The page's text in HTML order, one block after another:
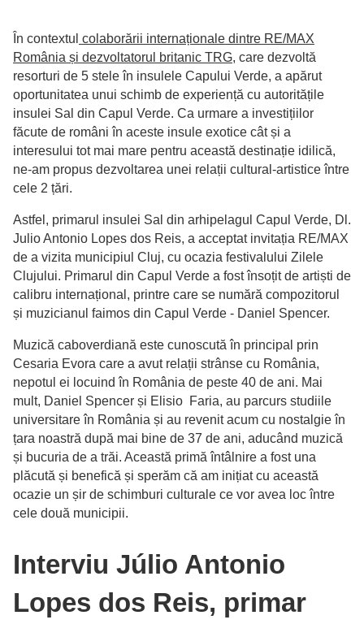
În contextul colaborării internaționale dintre RE/MAX
România și dezvoltatorul britanic TRG, care dezvoltă
resorturi de 5 stele în insulele Capului Verde, a apărut
oportunitatea unui schimb de experiență cu autoritățile
insulei Sal din Capul Verde. Ca urmare a investițiilor
făcute de români în aceste insule exotice cât și a
interesului tot mai mare pentru această destinație idilică,
ne-am propus dezvoltarea unei relații cultural-artistice între
cele 2 țări.
Astfel, primarul insulei Sal din arhipelagul Capul Verde, Dl.
Julio Antonio Lopes dos Reis, a acceptat invitația RE/MAX
de a vizita municipiul Cluj, cu ocazia festivalului Zilele
Clujului. Primarul din Capul Verde a fost însoțit de artiști de
calibru internațional, printre care se numără compozitorul
și muzicianul faimos din Capul Verde - Daniel Spencer.
Muzică caboverdiană este cunoscută în principal prin
Cesaria Evora care a avut relații strânse cu România,
nepotul ei locuind în România de peste 40 de ani. Mai
mult, Daniel Spencer și Elisio Faria, au parcurs studiile
universitare în România și au revenit acum cu nostalgie în
țara noastră după mai bine de 37 de ani, aducând muzică
și bucuria de a trăi. Această primă întâlnire a fost una
plăcută și benefică și sperăm că am inițiat cu această
ocazie un șir de schimburi culturale ce vor avea loc între
cele două municipii.
Interviu Júlio Antonio
Lopes dos Reis, primar